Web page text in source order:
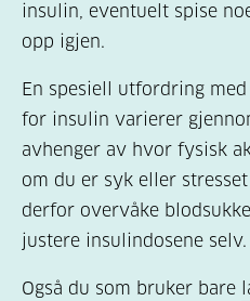
insulin, eventuelt spise
opp igjen.
En spesiell utfordring
for insulin varierer
avhenger av hvor fysisk
om du er syk eller
derfor overvåke
justere insulindosene selv.
Også du som bruker bare